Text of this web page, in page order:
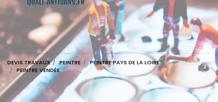
DEVIS TRAVAUX PEINTRE
PEINTRE PAYS DE LA LOIRE
PEINTRE VENDÉE